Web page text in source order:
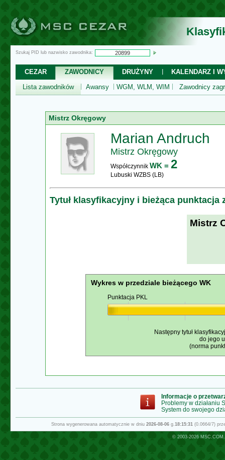
Szukaj PID lub nazwisko zawodnika:
CEZAR ZAWODNICY DRUŻYNY
KALENDARZ I
Lista zawodników
Awansy WGM, WLM, WIM Zawodnicy
Mistrz Okręgowy
Marian Andruch
Mistrz Okręgowy
Współczynnik WK = 2
Lubuski WZBS (LB)
Tytuł klasyfikacyjny i bieżąca punktacja
Mistrz
Wykres w przedziale bieżącego WK
Punktacja PKL
Następny tytuł
do jego
(norma
Informacje o
Problemy w działaniu
System do swojego
Strona wygenerowana automatycznie w dniu 2026-08-06g.18:15:31(0.0664/7)
© 2003-2026